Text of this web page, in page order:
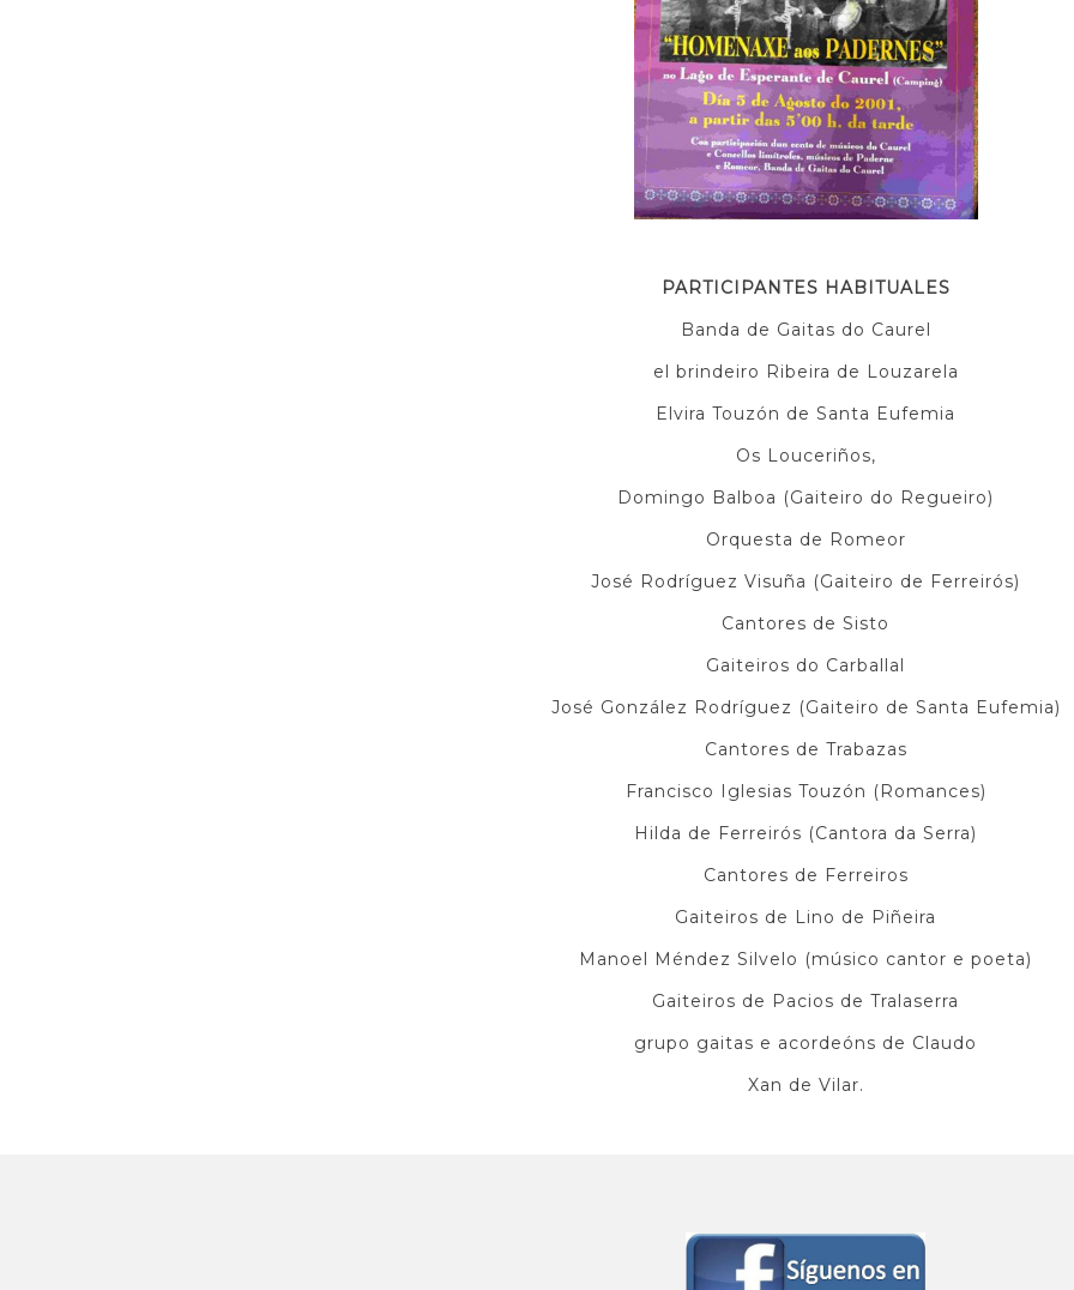
PARTICIPANTES HABITUALES
Banda de Gaitas do Caurel
el brindeiro Ribeira de Louzarela
Elvira Touzón de Santa Eufemia
Os Louceriños,
Domingo Balboa (Gaiteiro do Regueiro)
Orquesta de Romeor
José Rodríguez Visuña (Gaiteiro de Ferreirós)
Cantores de Sisto
Gaiteiros do Carballal
José González Rodríguez (Gaiteiro de Santa Eufemia)
Cantores de Trabazas
Francisco Iglesias Touzón (Romances)
Hilda de Ferreirós (Cantora da Serra)
Cantores de Ferreiros
Gaiteiros de Lino de Piñeira
Manoel Méndez Silvelo (músico cantor e poeta)
Gaiteiros de Pacios de Tralaserra
grupo gaitas e acordeóns de Claudo
Xan de Vilar.